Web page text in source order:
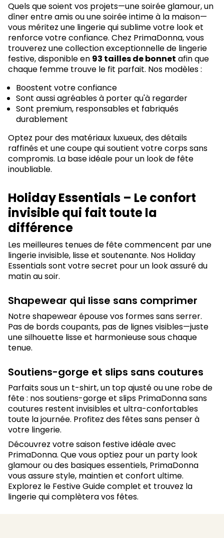
Quels que soient vos projets—une soirée glamour, un
dîner entre amis ou une soirée intime à la maison—
vous méritez une lingerie qui sublime votre look et
renforce votre confiance. Chez PrimaDonna, vous
trouverez une collection exceptionnelle de lingerie
festive, disponible en 93 tailles de bonnet afin que
chaque femme trouve le fit parfait. Nos modèles :
Boostent votre confiance
Sont aussi agréables à porter qu'à regarder
Sont premium, responsables et fabriqués
durablement
Optez pour des matériaux luxueux, des détails
raffinés et une coupe qui soutient votre corps sans
compromis. La base idéale pour un look de fête
inoubliable.
Holiday Essentials – Le confort
invisible qui fait toute la
différence
Les meilleures tenues de fête commencent par une
lingerie invisible, lisse et soutenante. Nos Holiday
Essentials sont votre secret pour un look assuré du
matin au soir.
Shapewear qui lisse sans comprimer
Notre shapewear épouse vos formes sans serrer.
Pas de bords coupants, pas de lignes visibles—juste
une silhouette lisse et harmonieuse sous chaque
tenue.
Soutiens-gorge et slips sans coutures
Parfaits sous un t-shirt, un top ajusté ou une robe de
fête : nos soutiens-gorge et slips PrimaDonna sans
coutures restent invisibles et ultra-confortables
toute la journée. Profitez des fêtes sans penser à
votre lingerie.
Découvrez votre saison festive idéale avec
PrimaDonna. Que vous optiez pour un party look
glamour ou des basiques essentiels, PrimaDonna
vous assure style, maintien et confort ultime.
Explorez le Festive Guide complet et trouvez la
lingerie qui complètera vos fêtes.